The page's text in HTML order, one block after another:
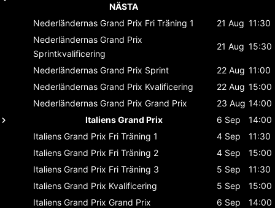
NÄSTA
Nederländernas Grand Prix Fri Träning 1 21 Aug 11:30
Nederländernas Grand Prix
Sprintkvalificering
21 Aug 15:30
Nederländernas Grand Prix Sprint 22 Aug 11:00
Nederländernas Grand Prix Kvalificering 22 Aug 15:00
Nederländernas Grand Prix Grand Prix 23 Aug 14:00
Italiens Grand Prix
6 Sep
14:00
Italiens Grand Prix Fri Träning 1 4 Sep
11:30
Italiens Grand Prix Fri Träning 2 4 Sep
15:00
Italiens Grand Prix Fri Träning 3 5 Sep
11:30
Italiens Grand Prix Kvalificering 5 Sep
15:00
Italiens Grand Prix Grand Prix 6 Sep
14:00